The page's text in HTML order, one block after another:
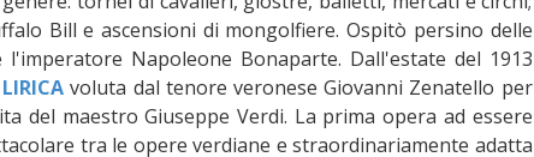
Bill e ascensioni di mongolfiere. Ospitò persino delle
Napoleone Bonaparte. Dall'estate del 1913
voluta dal tenore veronese Giovanni Zenatello per
del maestro Giuseppe Verdi. La prima opera ad essere
tra le opere verdiane e straordinariamente adatta